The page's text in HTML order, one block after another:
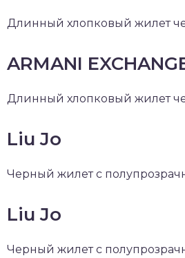
Длинный хлопковый жилет
ARMANI
Длинный хлопковый жилет
Liu Jo
Черный жилет с
Liu Jo
Черный жилет с